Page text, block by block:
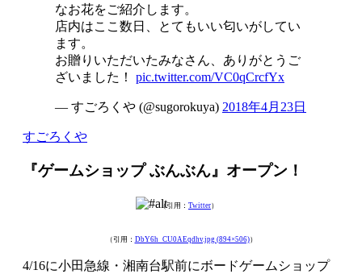
なお花をご紹介します。
店内はここ数日、とてもいい匂いがしてい
ます。
お贈りいただいたみなさん、ありがとうご
ざいました！ pic.twitter.com/VC0qCrcfYx
— すごろくや (@sugorokuya) 2018年4月23日
すごろくや
『ゲームショップ ぶんぶん』オープン！
（引用： Twitter）
（引用： DbY6h_CU0AEqdhv.jpg (894×506)）
4/16に小田急線・湘南台駅前にボードゲームショップ